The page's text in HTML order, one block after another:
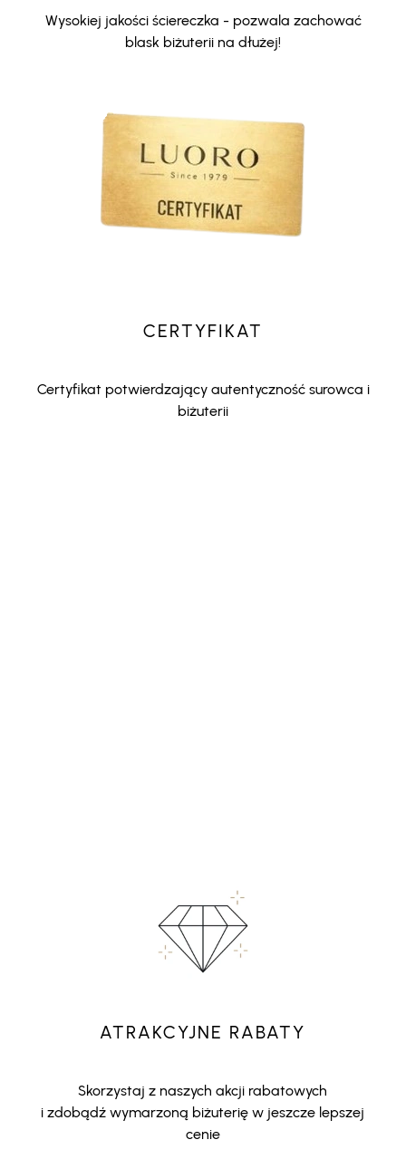
Wysokiej jakości ściereczka - pozwala zachować
blask biżuterii na dłużej!
CERTYFIKAT
Certyfikat potwierdzający autentyczność surowca i
biżuterii
ATRAKCYJNE RABATY
Skorzystaj z naszych akcji rabatowych
i zdobądź wymarzoną biżuterię w jeszcze lepszej
cenie